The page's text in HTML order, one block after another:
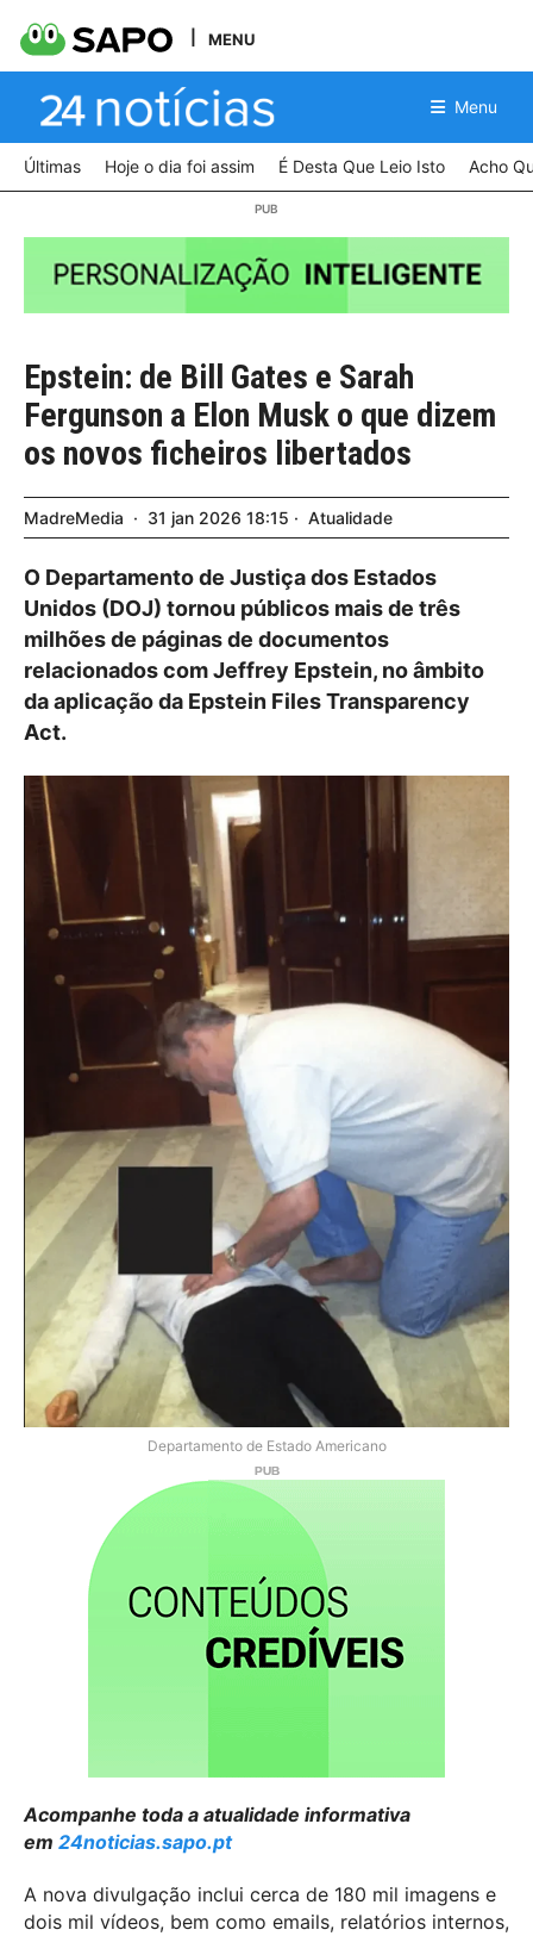
MENU
Menu
Últimas Hoje o dia foi assim É Desta Que Leio Isto Acho
Epstein: de Bill Gates e Sarah
Fergunson a Elon Musk o que dizem
os novos ficheiros libertados
MadreMedia 31 jan 2026 18:15 Atualidade
O Departamento de Justiça dos Estados
Unidos (DOJ) tornou públicos mais de três
milhões de páginas de documentos
relacionados com Jeffrey Epstein, no âmbito
da aplicação da Epstein Files Transparency
Act.
Departamento de Estado Americano
Acompanhe toda a atualidade informativa
em 24noticias.sapo.pt
A nova divulgação inclui cerca de 180 mil imagens e
dois mil vídeos, bem como emails, relatórios internos,